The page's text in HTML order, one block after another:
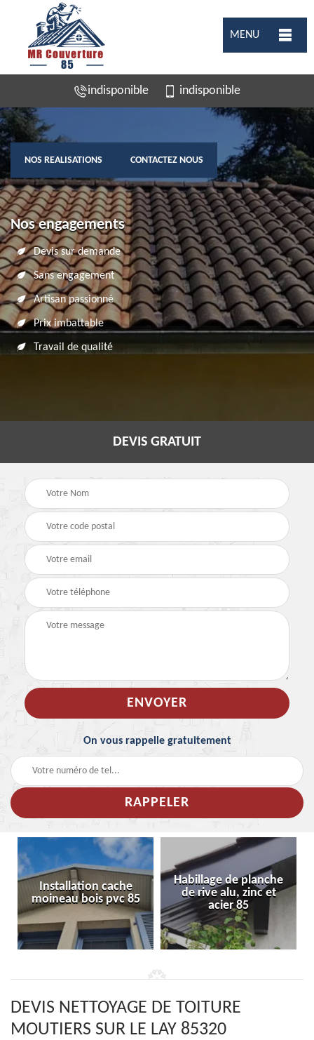
MENU
indisponible indisponible
NOS REALISATIONS CONTACTEZ NOUS
Nos engagements
Devis sur demande
Sans engagement
Artisan passionné
Prix imbattable
Travail de qualité
DEVIS GRATUIT
On vous rappelle gratuitement
Installation cache
moineau bois pvc 85
Habillage de planche
de rive alu, zinc et
acier 85
DEVIS NETTOYAGE DE TOITURE
MOUTIERS SUR LE LAY 85320